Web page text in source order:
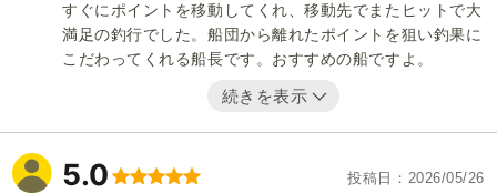
すぐにポイントを移動してくれ、移動先でまたヒットで大
満足の釣行でした。船団から離れたポイントを狙い釣果に
こだわってくれる船長です。おすすめの船ですよ。
続きを表示
5.0 投稿日 2026/05/26